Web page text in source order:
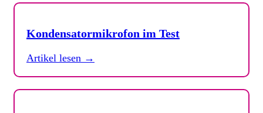
Kondensatormikrofon im Test
Artikel lesen →